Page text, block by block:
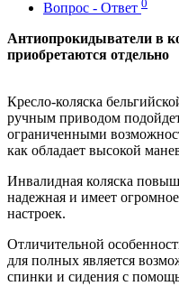
Вопрос - Ответ 0
Антиопрокидыватели в
приобретаются отдельно
Кресло-коляска
ручным приводом
ограниченными
как обладает высокой
Инвалидная коляска
надежная и имеет
настроек.
Отличительной
для полных является
спинки и сидения с